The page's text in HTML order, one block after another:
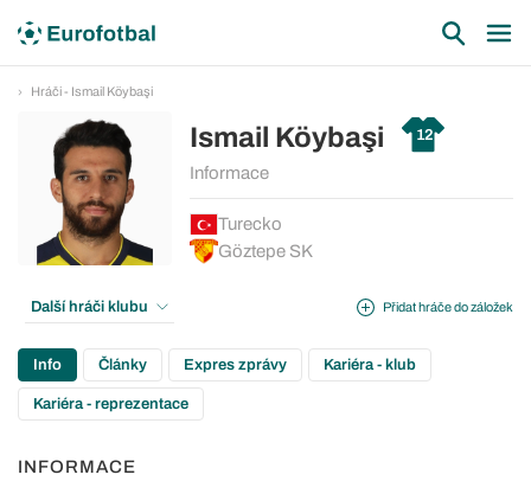
Hráči - Ismail Köybaşi
Ismail Köybaşi 12
Informace
Turecko
Göztepe SK
Přidat hráče do záložek
Další hráči klubu
Info Články Expres zprávy Kariéra - klub
Kariéra - reprezentace
INFORMACE